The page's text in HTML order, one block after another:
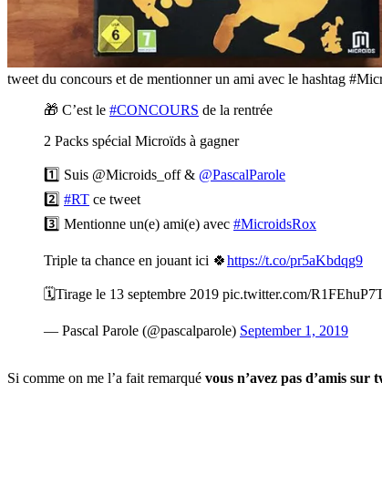
tweet du concours et de mentionner un ami avec le hashtag
🎁 C’est le #CONCOURS de la rentrée
2 Packs spécial Microïds à gagner
1️⃣ Suis @Microids_off & @PascalParole
2️⃣ #RT ce tweet
3️⃣ Mentionne un(e) ami(e) avec #MicroidsRox
Triple ta chance en jouant ici 🍀https://t.co/pr5aKbdqg9
🗓Tirage le 13 septembre 2019 pic.twitter.com/
— Pascal Parole (@pascalparole) September 1, 2019
Si comme on me l’a fait remarqué vous n’avez pas d’amis sur